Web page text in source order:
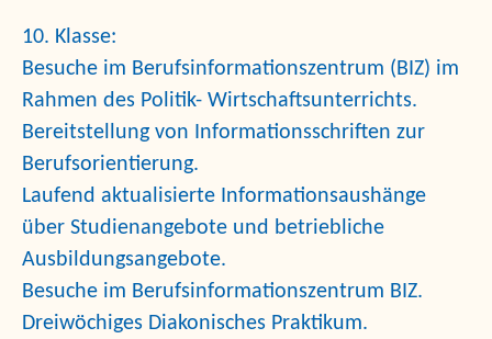
10. Klasse:
Besuche im Berufsinformationszentrum (BIZ) im
Rahmen des Politik- Wirtschaftsunterrichts.
Bereitstellung von Informationsschriften zur
Berufsorientierung.
Laufend aktualisierte Informationsaushänge
über Studienangebote und betriebliche
Ausbildungsangebote.
Besuche im Berufsinformationszentrum BIZ.
Dreiwöchiges Diakonisches Praktikum.